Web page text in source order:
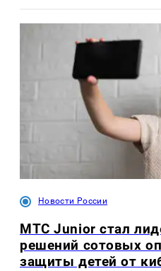
Новости России
МТС Junior стал
решений сотовых
защиты детей от